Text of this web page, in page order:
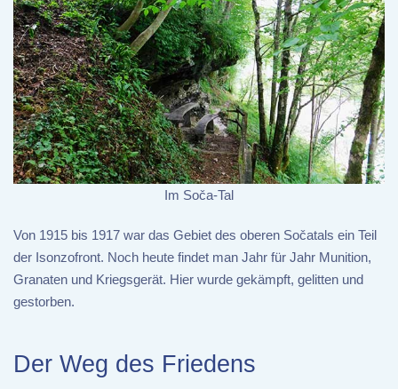
Im Soča-Tal
Von 1915 bis 1917 war das Gebiet des oberen Sočatals ein Teil
der Isonzofront. Noch heute findet man Jahr für Jahr Munition,
Granaten und Kriegsgerät. Hier wurde gekämpft, gelitten und
gestorben.
Der Weg des Friedens